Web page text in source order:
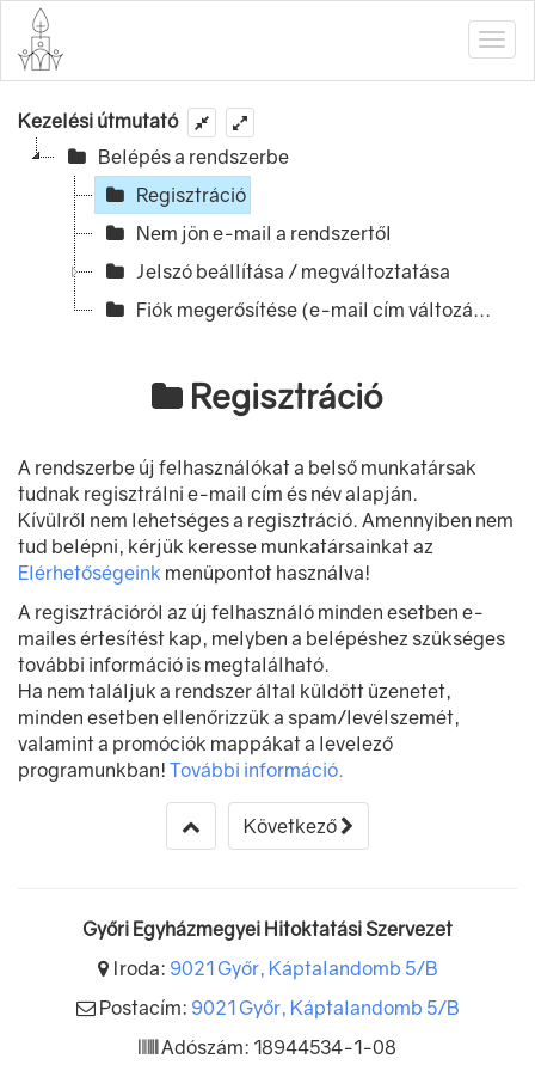
Kezelési útmutató
Belépés a rendszerbe
Regisztráció
Nem jön e-mail a rendszertől
Jelszó beállítása / megváltoztatása
Fiók megerősítése (e-mail cím változá...
Regisztráció
A rendszerbe új felhasználókat a belső munkatársak
tudnak regisztrálni e-mail cím és név alapján.
Kívülről nem lehetséges a regisztráció. Amennyiben nem
tud belépni, kérjük keresse munkatársainkat az
Elérhetőségeink menüpontot használva!
A regisztrációról az új felhasználó minden esetben e-
mailes értesítést kap, melyben a belépéshez szükséges
további információ is megtalálható.
Ha nem találjuk a rendszer által küldött üzenetet,
minden esetben ellenőrizzük a spam/levélszemét,
valamint a promóciók mappákat a levelező
programunkban! További információ.
Következő
Győri Egyházmegyei Hitoktatási Szervezet
Iroda: 9021 Győr, Káptalandomb 5/B
Postacím: 9021 Győr, Káptalandomb 5/B
Adószám: 18944534-1-08